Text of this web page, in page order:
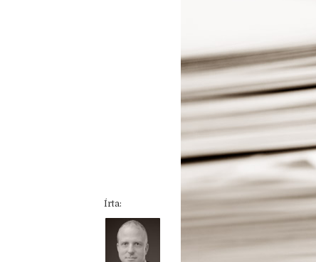
Írta: